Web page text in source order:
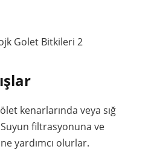
kenarlarında veya sığ
filtrasyonuna ve
yardımcı olurlar.